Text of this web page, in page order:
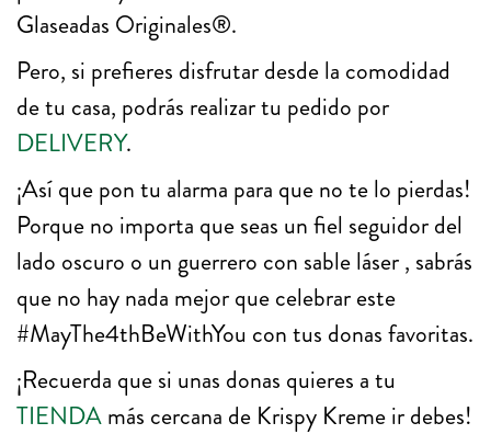
Glaseadas Originales®.
Pero, si prefieres disfrutar desde la comodidad
de tu casa, podrás realizar tu pedido por
DELIVERY.
¡Así que pon tu alarma para que no te lo pierdas!
Porque no importa que seas un fiel seguidor del
lado oscuro o un guerrero con sable láser , sabrás
que no hay nada mejor que celebrar este
#MayThe4thBeWithYou con tus donas favoritas.
¡Recuerda que si unas donas quieres a tu
TIENDAmás cercana de Krispy Kreme ir debes!